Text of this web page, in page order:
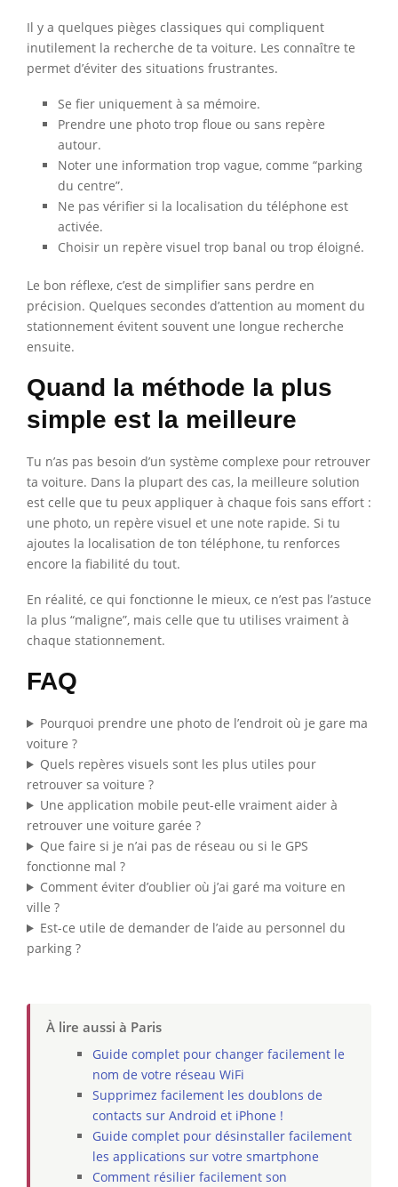
Il y a quelques pièges classiques qui compliquent
inutilement la recherche de ta voiture. Les connaître te
permet d’éviter des situations frustrantes.
Se fier uniquement à sa mémoire.
Prendre une photo trop floue ou sans repère
autour.
Noter une information trop vague, comme “parking
du centre”.
Ne pas vérifier si la localisation du téléphone est
activée.
Choisir un repère visuel trop banal ou trop éloigné.
Le bon réflexe, c’est de simplifier sans perdre en
précision. Quelques secondes d’attention au moment du
stationnement évitent souvent une longue recherche
ensuite.
Quand la méthode la plus
simple est la meilleure
Tu n’as pas besoin d’un système complexe pour retrouver
ta voiture. Dans la plupart des cas, la meilleure solution
est celle que tu peux appliquer à chaque fois sans effort :
une photo, un repère visuel et une note rapide. Si tu
ajoutes la localisation de ton téléphone, tu renforces
encore la fiabilité du tout.
En réalité, ce qui fonctionne le mieux, ce n’est pas l’astuce
la plus “maligne”, mais celle que tu utilises vraiment à
chaque stationnement.
FAQ
Pourquoi prendre une photo de l’endroit où je gare ma
voiture ?
Quels repères visuels sont les plus utiles pour
retrouver sa voiture ?
Une application mobile peut-elle vraiment aider à
retrouver une voiture garée ?
Que faire si je n’ai pas de réseau ou si le GPS
fonctionne mal ?
Comment éviter d’oublier où j’ai garé ma voiture en
ville ?
Est-ce utile de demander de l’aide au personnel du
parking ?
À lire aussi à Paris
Guide complet pour changer facilement le
nom de votre réseau WiFi
Supprimez facilement les doublons de
contacts sur Android et iPhone !
Guide complet pour désinstaller facilement
les applications sur votre smartphone
Comment résilier facilement son